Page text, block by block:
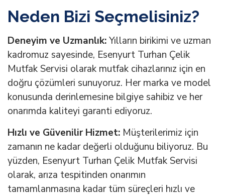
Neden Bizi Seçmelisiniz?
Deneyim ve Uzmanlık:Yılların birikimi ve uzman
kadromuz sayesinde, Esenyurt Turhan Çelik
Mutfak Servisi olarak mutfak cihazlarınız için en
doğru çözümleri sunuyoruz. Her marka ve model
konusunda derinlemesine bilgiye sahibiz ve her
onarımda kaliteyi garanti ediyoruz.
Hızlı ve Güvenilir Hizmet: Müşterilerimiz için
zamanın ne kadar değerli olduğunu biliyoruz. Bu
yüzden, Esenyurt Turhan Çelik Mutfak Servisi
olarak, arıza tespitinden onarımın
tamamlanmasına kadar tüm süreçleri hızlı ve